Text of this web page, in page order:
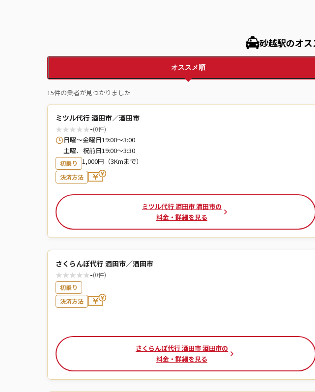
砂越駅のオ
オススメ順
15件の業者が見つかりました
ミツル代行 酒田市／酒田市
★★★★★-(0件)
日曜～金曜日19:00～3:00
土曜、祝前日19:00～3:30
初乗り 1,000円（3Kmまで）
決済方法
ミツル代行 酒田市 酒田市の
料金・詳細を見る
さくらんぼ代行 酒田市／酒田市
★★★★★-(0件)
初乗り
決済方法
さくらんぼ代行 酒田市 酒田市の
料金・詳細を見る